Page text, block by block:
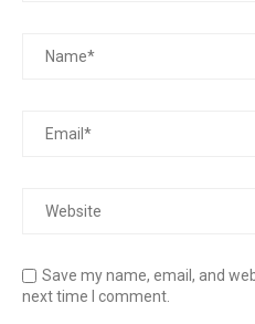
Save my name, email, and
next time I comment.